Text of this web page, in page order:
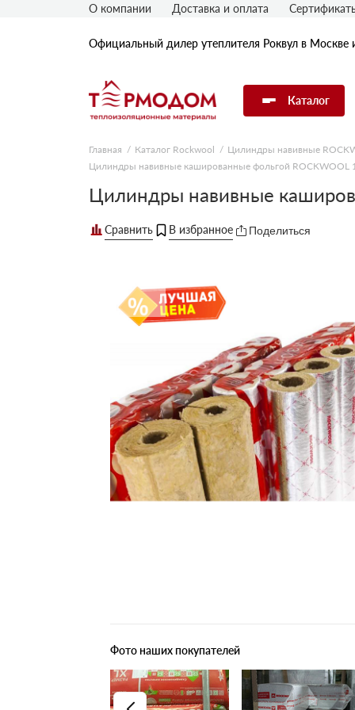
Официальный дилер утеплителя Роквул в Москве
Каталог
Утеплитель Rockwool
Утеплитель Knauf
Утеплитель Isover
Плитные материалы
О компании Доставка и оплата
Главная Каталог Rockwool Цилиндры навивные
Цилиндры навивные кашированные фольгой ROCKWOOL
Цилиндры навивные
Поделиться
Фото наших покупателей